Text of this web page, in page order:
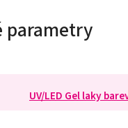
parametry
UV/LED Gel laky